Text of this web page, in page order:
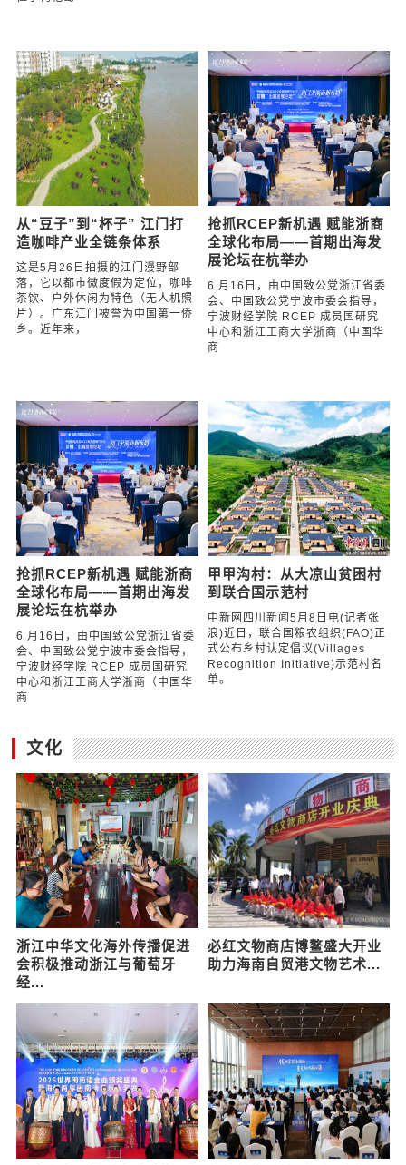
从“豆子”到“杯子” 江门打
造咖啡产业全链条体系
这是5月26日拍摄的江门漫野部
落，它以都市微度假为定位，咖啡
茶饮、户外休闲为特色（无人机照
片）。广东江门被誉为中国第一侨
乡。近年来，
抢抓RCEP新机遇 赋能浙商
全球化布局——首期出海发
展论坛在杭举办
6 月16日，由中国致公党浙江省委
会、中国致公党宁波市委会指导，
宁波财经学院 RCEP 成员国研究
中心和浙江工商大学浙商（中国华
商
抢抓RCEP新机遇 赋能浙商
全球化布局——首期出海发
展论坛在杭举办
6 月16日，由中国致公党浙江省委
会、中国致公党宁波市委会指导，
宁波财经学院 RCEP 成员国研究
中心和浙江工商大学浙商（中国华
商
甲甲沟村：从大凉山贫困村
到联合国示范村
中新网四川新闻5月8日电(记者张
浪)近日，联合国粮农组织(FAO)正
式公布乡村认定倡议(Villages
Recognition Initiative)示范村名
单。
文化
浙江中华文化海外传播促进
会积极推动浙江与葡萄牙
经...
必红文物商店博鳌盛大开业
助力海南自贸港文物艺术...